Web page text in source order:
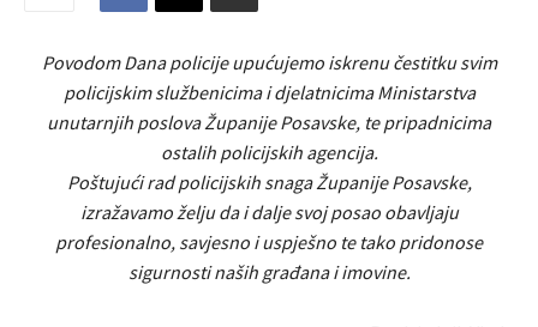
Povodom Dana policije upućujemo iskrenu čestitku svim
policijskim službenicima i djelatnicima Ministarstva
unutarnjih poslova Županije Posavske, te pripadnicima
ostalih policijskih agencija.
Poštujući rad policijskih snaga Županije Posavske,
izražavamo želju da i dalje svoj posao obavljaju
profesionalno, savjesno i uspješno te tako pridonose
sigurnosti naših građana i imovine.